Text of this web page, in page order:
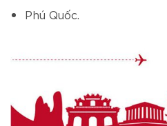
Phú Quốc.